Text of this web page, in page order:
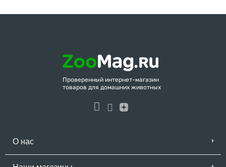
Проверенный интернет-магазин
товаров для домашних животных
О нас